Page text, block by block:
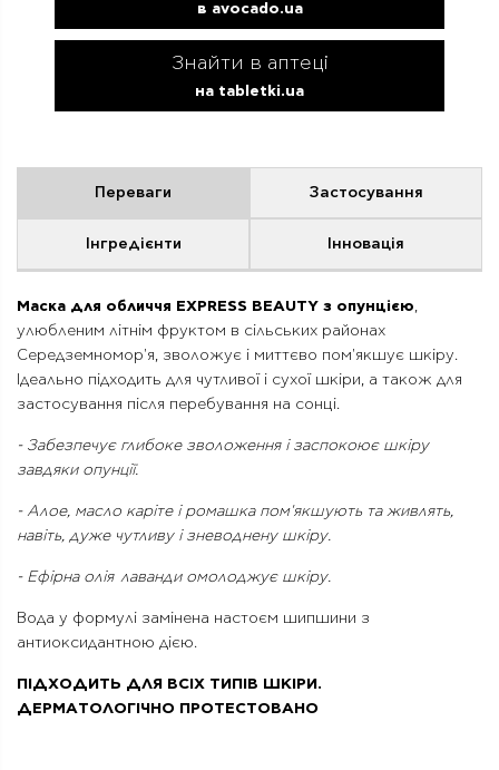
в avocado.ua
Знайти в аптеці
на tabletki.ua
Переваги Застосування
Інгредієнти Інновація
Маска для обличчя EXPRESS BEAUTY з опунцією,
улюбленим літнім фруктом в сільських районах
Середземномор'я, зволожує і миттєво пом'якшує шкіру.
Ідеально підходить для чутливої і сухої шкіри, а також для
застосування після перебування на сонці.
- Забезпечує глибоке зволоження і заспокоює шкіру
завдяки опунції.
- Алое, масло каріте і ромашка пом'якшують та живлять,
навіть, дуже чутливу і зневоднену шкіру.
- Ефірна олія лаванди омолоджує шкіру.
Вода у формулі замінена настоєм шипшини з
антиоксидантною дією.
ПІДХОДИТЬ ДЛЯ ВСІХ ТИПІВ ШКІРИ.
ДЕРМАТОЛОГІЧНО ПРОТЕСТОВАНО